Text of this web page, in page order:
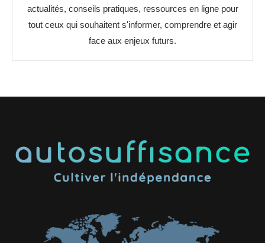
actualités, conseils pratiques, ressources en ligne pour
tout ceux qui souhaitent s'informer, comprendre et agir
face aux enjeux futurs.